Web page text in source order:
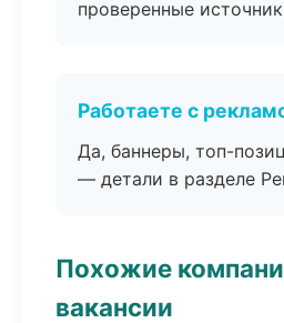
проверенные
Работаете с
Да, баннеры, топ-
— детали в разделе
Похожие
вакансии